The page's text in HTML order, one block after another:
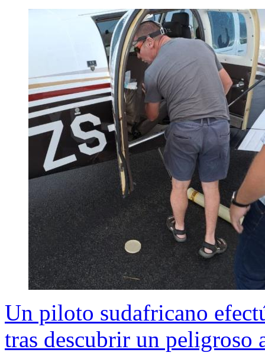
Un piloto sudafricano
tras descubrir un peligroso